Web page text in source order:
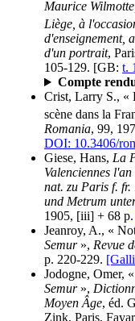
Maurice
Liège, à
d'enseignement,
d'un portrait,
105-129. [GB: t. 1
Compte
Crist, Larry S., «
scène dans la
Romania, 99,
DOI: 10.3406/
Giese, Hans, La
Valenciennes
nat. zu Paris f.
und Metrum
1905, [iii] + 68 p.
Jeanroy, A., «
Semur», Revue
p. 220-229.
Jodogne, Omer, «
Semur»,
Moyen Âge, éd.
Zink, Paris,